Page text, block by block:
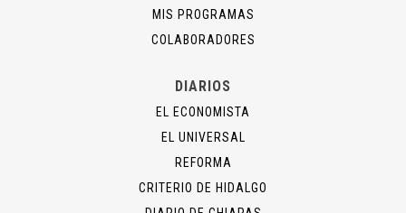
MIS PROGRAMAS
COLABORADORES
DIARIOS
EL ECONOMISTA
EL UNIVERSAL
REFORMA
CRITERIO DE HIDALGO